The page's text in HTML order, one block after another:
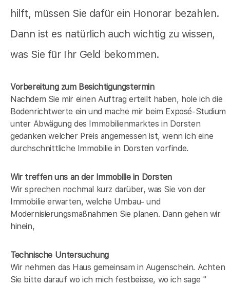
hilft, müssen Sie dafür ein Honorar bezahlen.
Dann ist es natürlich auch wichtig zu wissen,
was Sie für Ihr Geld bekommen.
Vorbereitung zum Besichtigungstermin
Nachdem Sie mir einen Auftrag erteilt haben, hole ich die
Bodenrichtwerte ein und mache mir beim Exposé-Studium
unter Abwägung des Immobilienmarktes in Dorsten
gedanken welcher Preis angemessen ist, wenn ich eine
durchschnittliche Immobilie in Dorsten vorfinde.
Wir treffen uns an der Immobilie in Dorsten
Wir sprechen nochmal kurz darüber, was Sie von der
Immobilie erwarten, welche Umbau- und
Modernisierungsmaßnahmen Sie planen. Dann gehen wir
hinein,
Technische Untersuchung
Wir nehmen das Haus gemeinsam in Augenschein. Achten
Sie bitte darauf wo ich mich festbeisse, wo ich sage "